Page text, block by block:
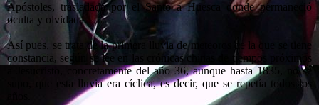
Apóstoles, trasladada por el Santo a Huesca donde permaneció
oculta y olvidada.
Así pues, se trata de la primera lluvia de meteoros de la que se tiene
constancia, según se lee en las crónicas chinas de tiempos próximos
a Jesucristo, concretamente del año 36, aunque hasta 1835, no se
supo, que esta lluvia era cíclica, es decir, que se repetía todos los